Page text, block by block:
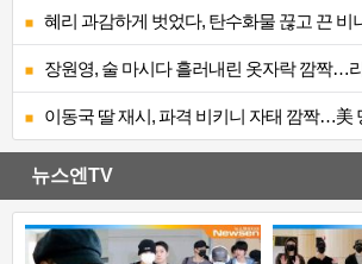
혜리 과감하게 벗었다, 탄수화물 끊고 끈 비
장원영, 술 마시다 흘러내린 옷자락 깜짝…
이동국 딸 재시, 파격 비키니 자태 깜짝…美
뉴스엔TV